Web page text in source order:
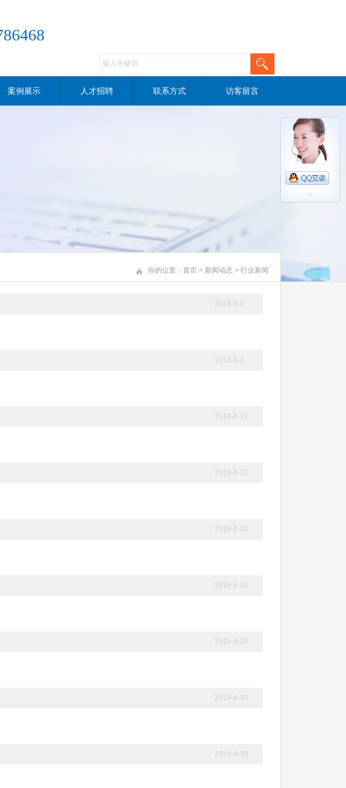
案例展示 人才招聘 联系方式 访客留言
你的位置： 首页 > 新闻动态 > 行业新闻
2018-9-1
2018-9-1
2018-8-31
2018-8-31
2018-8-31
2018-8-31
2018-8-30
2018-8-30
2018-8-30